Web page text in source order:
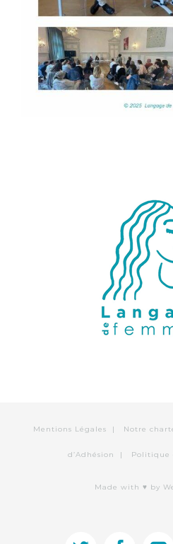
Mentions Légales | Notre
d’Adhésion | Politique
Made with ♥ by